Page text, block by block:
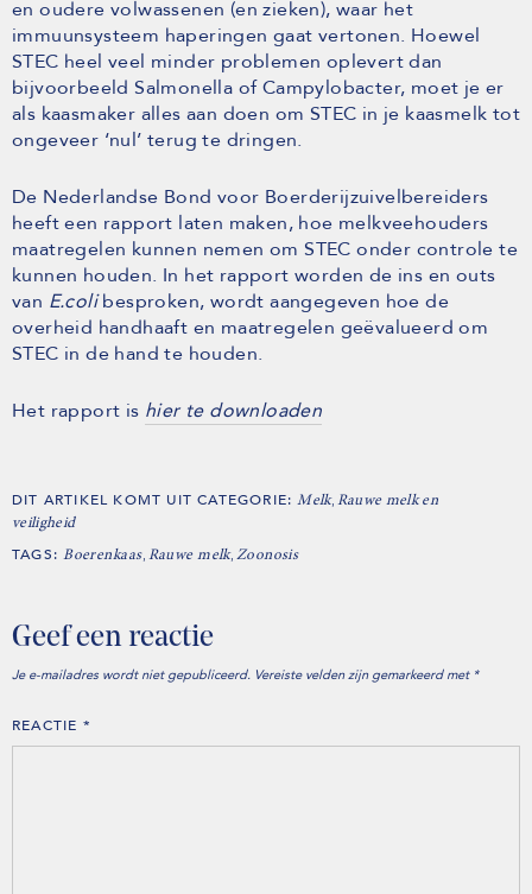
en oudere volwassenen (en zieken), waar het
immuunsysteem haperingen gaat vertonen. Hoewel
STEC heel veel minder problemen oplevert dan
bijvoorbeeld Salmonella of Campylobacter, moet je er
als kaasmaker alles aan doen om STEC in je kaasmelk tot
ongeveer ‘nul’ terug te dringen.
De Nederlandse Bond voor Boerderijzuivelbereiders
heeft een rapport laten maken, hoe melkveehouders
maatregelen kunnen nemen om STEC onder controle te
kunnen houden. In het rapport worden de ins en outs
van E.colibesproken, wordt aangegeven hoe de
overheid handhaaft en maatregelen geëvalueerd om
STEC in de hand te houden.
Het rapport is hier te downloaden
DIT ARTIKEL KOMT UIT CATEGORIE:Melk, Rauwe melk en
veiligheid
TAGS:Boerenkaas, Rauwe melk, Zoonosis
Geef een reactie
Je e-mailadres wordt niet gepubliceerd. Vereiste velden zijn gemarkeerd met *
REACTIE *